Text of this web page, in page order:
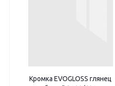
Кромка EVOGLOSS глянец